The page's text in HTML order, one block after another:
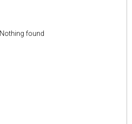
Nothing found